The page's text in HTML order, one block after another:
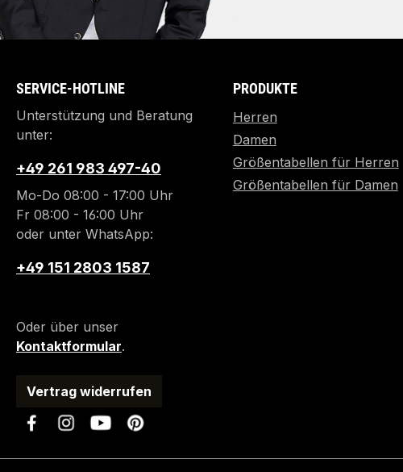
SERVICE-HOTLINE
Unterstützung und Beratung
unter:
+49 261 983 497-40
Mo-Do 08:00 - 17:00 Uhr
Fr 08:00 - 16:00 Uhr
oder unter WhatsApp:
+49 151 2803 1587
Oder über unser
Kontaktformular.
Vertrag widerrufen
PRODUKTE
Herren
Damen
Größentabellen für Herren
Größentabellen für Damen